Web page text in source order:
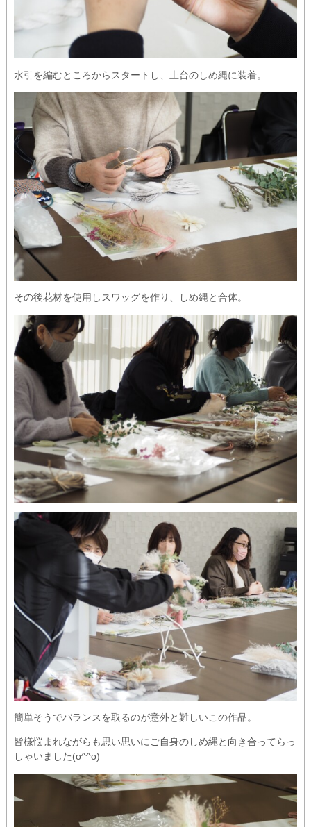
水引を編むところからスタートし、土台のしめ縄に装着。
その後花材を使用しスワッグを作り、しめ縄と合体。
簡単そうでバランスを取るのが意外と難しいこの作品。
皆様悩まれながらも思い思いにご自身のしめ縄と向き合ってらっ
しゃいました(o^^o)